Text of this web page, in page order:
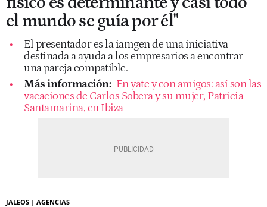
el mundo se guía por él"
El presentador es la iamgen de una iniciativa
destinada a ayuda a los empresarios a encontrar
una pareja compatible.
Más información: En yate y con amigos: así son las
vacaciones de Carlos Sobera y su mujer, Patricia
Santamarina, en Ibiza
JALEOS | AGENCIAS